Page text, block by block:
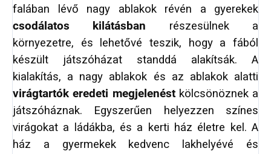
falában lévő nagy ablakok révén a gyerekek
csodálatos kilátásban részesülnek a
környezetre, és lehetővé teszik, hogy a fából
készült játszóházat standdá alakítsák. A
kialakítás, a nagy ablakok és az ablakok alatti
virágtartók eredeti megjelenéstkölcsönöznek a
játszóháznak. Egyszerűen helyezzen színes
virágokat a ládákba, és a kerti ház életre kel. A
ház a gyermekek kedvenc lakhelyévé és